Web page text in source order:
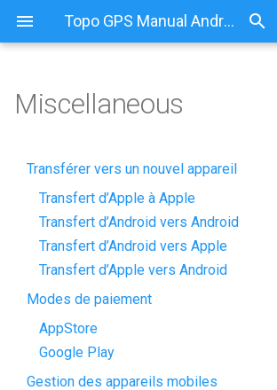
Topo GPS Manual Android
Miscellaneous
Transférer vers un nouvel appareil
Transfert d’Apple à Apple
Transfert d’Android vers Android
Transfert d’Android vers Apple
Transfert d’Apple vers Android
Modes de paiement
AppStore
Google Play
Gestion des appareils mobiles